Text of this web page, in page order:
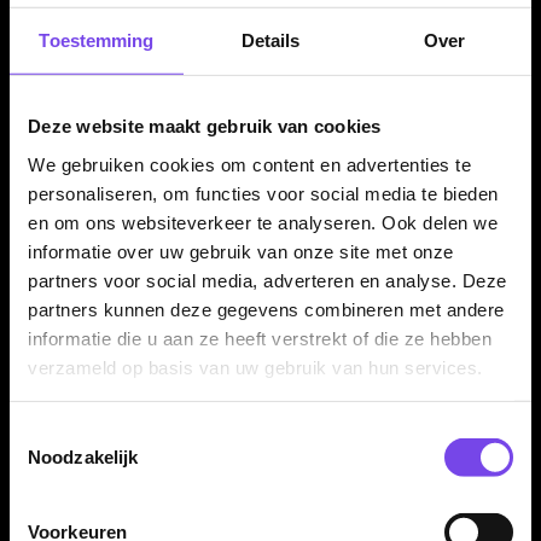
Toestemming Details Over
Deze website maakt gebruik van cookies
We gebruiken cookies om content en advertenties te
personaliseren, om functies voor social media te bieden
en om ons websiteverkeer te analyseren. Ook delen we
informatie over uw gebruik van onze site met onze
partners voor social media, adverteren en analyse. Deze
partners kunnen deze gegevens combineren met andere
informatie die u aan ze heeft verstrekt of die ze hebben
verzameld op basis van uw gebruik van hun services.
Noodzakelijk
Voorkeuren
Een verpakking bevat drie Caliburn EZ-EVO Dart Points Steel
Voor steel tip darts en sisal dartborden
Deze punten zijn bedoeld voor steel tip darts met een
compatibel verwisselbaar puntensysteem. Ze zijn ontworpen
voor gebruik op sisal dartborden en niet voor elektronische
dartborden.
Let goed op: deze EZ-EVO punten zijn niet geschikt om direct
bedoeld voor barrels met een compatibel M2.5 screw-in